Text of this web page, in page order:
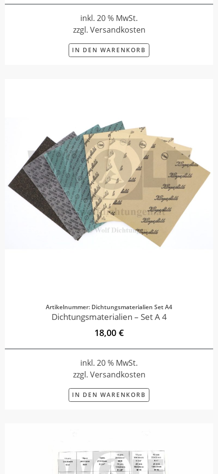
inkl. 20 % MwSt.
zzgl. Versandkosten
IN DEN WARENKORB
Artikelnummer: Dichtungsmaterialien Set A4
Dichtungsmaterialien – Set A 4
18,00 €
inkl. 20 % MwSt.
zzgl. Versandkosten
IN DEN WARENKORB